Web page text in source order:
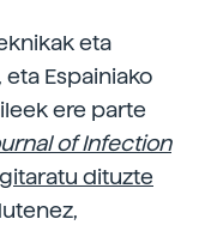
eta
Espainiako
ere parte
of Infection
dituzte